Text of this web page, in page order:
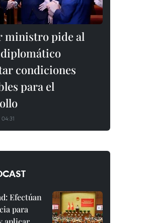
ministro pide al
condiciones
para el
Efectúan
para